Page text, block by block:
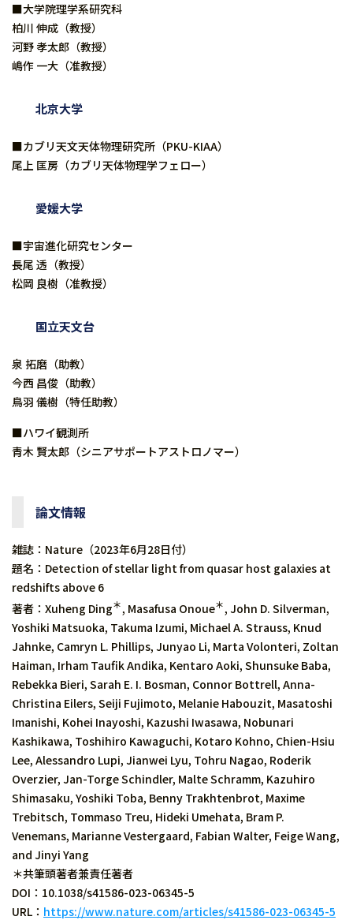
■大学院理学系研究科
柏川 伸成（教授）
河野 孝太郎（教授）
嶋作 一大（准教授）
北京大学
■カブリ天文天体物理研究所（PKU-KIAA）
尾上 匡房（カブリ天体物理学フェロー）
愛媛大学
■宇宙進化研究センター
長尾 透（教授）
松岡 良樹（准教授）
国立天文台
泉 拓磨（助教）
今西 昌俊（助教）
鳥羽 儀樹（特任助教）
■ハワイ観測所
青木 賢太郎（シニアサポートアストロノマー）
論文情報
雑誌：Nature（2023年6月28日付）
題名：Detection of stellar light from quasar host galaxies at
redshifts above 6
著者：Xuheng Ding＊, Masafusa Onoue＊, John D. Silverman,
Yoshiki Matsuoka, Takuma Izumi, Michael A. Strauss, Knud
Jahnke, Camryn L. Phillips, Junyao Li, Marta Volonteri, Zoltan
Haiman, Irham Taufik Andika, Kentaro Aoki, Shunsuke Baba,
Rebekka Bieri, Sarah E. I. Bosman, Connor Bottrell, Anna-
Christina Eilers, Seiji Fujimoto, Melanie Habouzit, Masatoshi
Imanishi, Kohei Inayoshi, Kazushi Iwasawa, Nobunari
Kashikawa, Toshihiro Kawaguchi, Kotaro Kohno, Chien-Hsiu
Lee, Alessandro Lupi, Jianwei Lyu, Tohru Nagao, Roderik
Overzier, Jan-Torge Schindler, Malte Schramm, Kazuhiro
Shimasaku, Yoshiki Toba, Benny Trakhtenbrot, Maxime
Trebitsch, Tommaso Treu, Hideki Umehata, Bram P.
Venemans, Marianne Vestergaard, Fabian Walter, Feige Wang,
and Jinyi Yang
＊共筆頭著者兼責任著者
DOI：10.1038/s41586-023-06345-5
URL： https://www.nature.com/articles/s41586-023-06345-5